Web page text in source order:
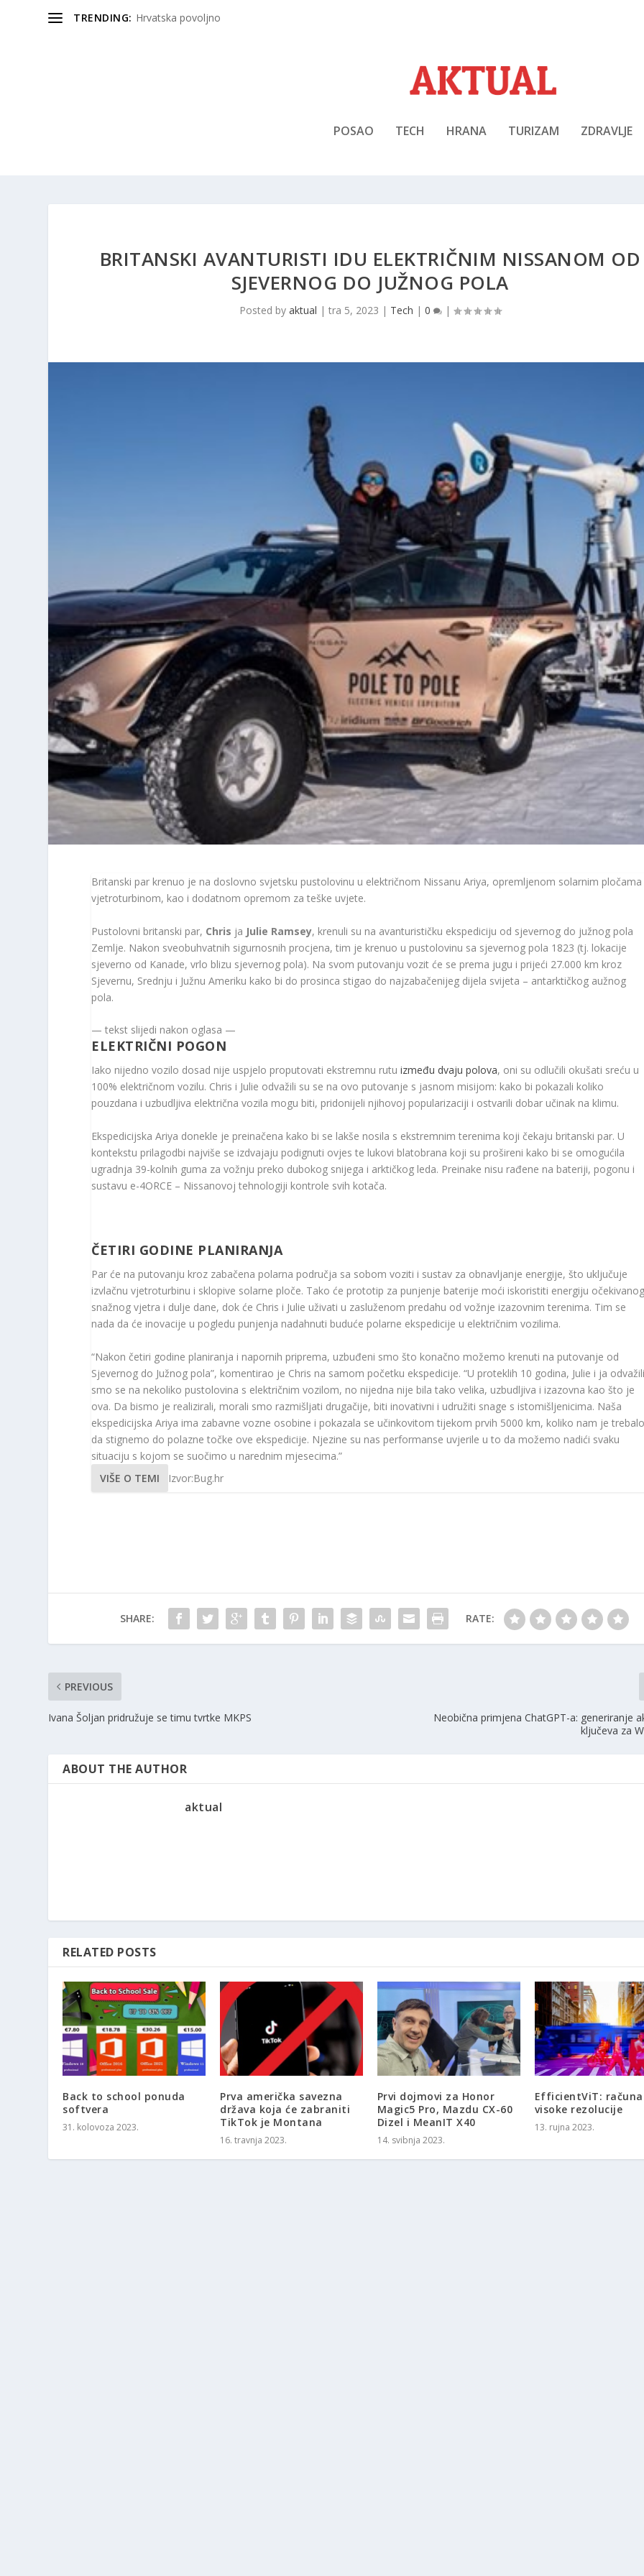
TRENDING: Hrvatska povoljno
POSAO TECH HRANA TURIZAM ZDRAVLJE
BRITANSKI AVANTURISTI IDU ELEKTRIČNIM NISSANOM OD
SJEVERNOG DO JUŽNOG POLA
Posted by aktual | tra 5, 2023 | Tech | 0 |
Britanski par krenuo je na doslovno svjetsku pustolovinu u električnom Nissanu Ariya, opremljenom solarnim pločama
vjetroturbinom, kao i dodatnom opremom za teške uvjete.
Pustolovni britanski par, Chris ja Julie Ramsey, krenuli su na avanturističku ekspediciju od sjevernog do južnog pola
Zemlje. Nakon sveobuhvatnih sigurnosnih procjena, tim je krenuo u pustolovinu sa sjevernog pola 1823 (tj. lokacije
sjeverno od Kanade, vrlo blizu sjevernog pola). Na svom putovanju vozit će se prema jugu i prijeći 27.000 km kroz
Sjevernu, Srednju i Južnu Ameriku kako bi do prosinca stigao do najzabačenijeg dijela svijeta – antarktičkog aužnog
pola.
— tekst slijedi nakon oglasa —
ELEKTRIČNI POGON
Iako nijedno vozilo dosad nije uspjelo proputovati ekstremnu rutuizmeđu dvaju polova, oni su odlučili okušati sreću u
100% električnom vozilu. Chris i Julie odvažili su se na ovo putovanje s jasnom misijom: kako bi pokazali koliko
pouzdana i uzbudljiva električna vozila mogu biti, pridonijeli njihovoj popularizaciji i ostvarili dobar učinak na klimu.
Ekspedicijska Ariya donekle je preinačena kako bi se lakše nosila s ekstremnim terenima koji čekaju britanski par. U
kontekstu prilagodbi najviše se izdvajaju podignuti ovjes te lukovi blatobrana koji su prošireni kako bi se omogućila
ugradnja 39-kolnih guma za vožnju preko dubokog snijega i arktičkog leda. Preinake nisu rađene na bateriji, pogonu i
sustavu e-4ORCE – Nissanovoj tehnologiji kontrole svih kotača.
ČETIRI GODINE PLANIRANJA
Par će na putovanju kroz zabačena polarna područja sa sobom voziti i sustav za obnavljanje energije, što uključuje
izvlačnu vjetroturbinu i sklopive solarne ploče. Tako će prototip za punjenje baterije moći iskoristiti energiju
snažnog vjetra i dulje dane, dok će Chris i Julie uživati ​​u zasluženom predahu od vožnje izazovnim terenima. Tim se
nada da će inovacije u pogledu punjenja nadahnuti buduće polarne ekspedicije u električnim vozilima.
“Nakon četiri godine planiranja i napornih priprema, uzbuđeni smo što konačno možemo krenuti na putovanje od
Sjevernog do Južnog pola”, komentirao je Chris na samom početku ekspedicije. “U proteklih 10 godina, Julie i ja
smo se na nekoliko pustolovina s električnim vozilom, no nijedna nije bila tako velika, uzbudljiva i izazovna kao što je
ova. Da bismo je realizirali, morali smo razmišljati drugačije, biti inovativni i udružiti snage s istomišljenicima. Naša
ekspedicijska Ariya ima zabavne vozne osobine i pokazala se učinkovitom tijekom prvih 5000 km, koliko nam je
da stignemo do polazne točke ove ekspedicije. Njezine su nas performanse uvjerile u to da možemo nadići svaku
situaciju s kojom se suočimo u narednim mjesecima.”
VIŠE O TEMI
Izvor:Bug.hr
SHARE: RATE:
PREVIOUS
Ivana Šoljan pridružuje se timu tvrtke MKPS
Neobična primjena ChatGPT-a: generiranje
ključeva za
ABOUT THE AUTHOR
aktual
RELATED POSTS
Back to school ponuda
softvera
31. kolovoza 2023.
Prva američka savezna
država koja će zabraniti
TikTok je Montana
16. travnja 2023.
Prvi dojmovi za Honor
Magic5 Pro, Mazdu CX-60
Dizel i MeanIT X40
14. svibnja 2023.
EfficientViT:
visoke rezolucije
13. rujna 2023.